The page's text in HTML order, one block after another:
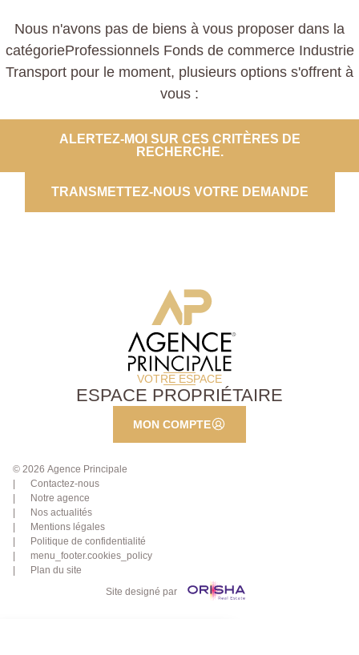
Nous n'avons pas de biens à vous proposer dans la
catégorieProfessionnels Fonds de commerce Industrie
Transport pour le moment, plusieurs options s'offrent à
vous :
ALERTEZ-MOI SUR CES CRITÈRES DE
RECHERCHE.
TRANSMETTEZ-NOUS VOTRE DEMANDE
VOTRE ESPACE
ESPACE PROPRIÉTAIRE
MON COMPTE
© 2026 Agence Principale
Contactez-nous
Notre agence
Nos actualités
Mentions légales
Politique de confidentialité
menu_footer.cookies_policy
Plan du site
Site designé par